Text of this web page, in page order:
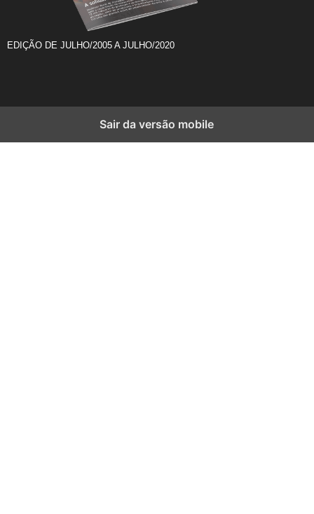
EDIÇÃO DE JULHO/2005 A JULHO/2020
Sair da versão mobile